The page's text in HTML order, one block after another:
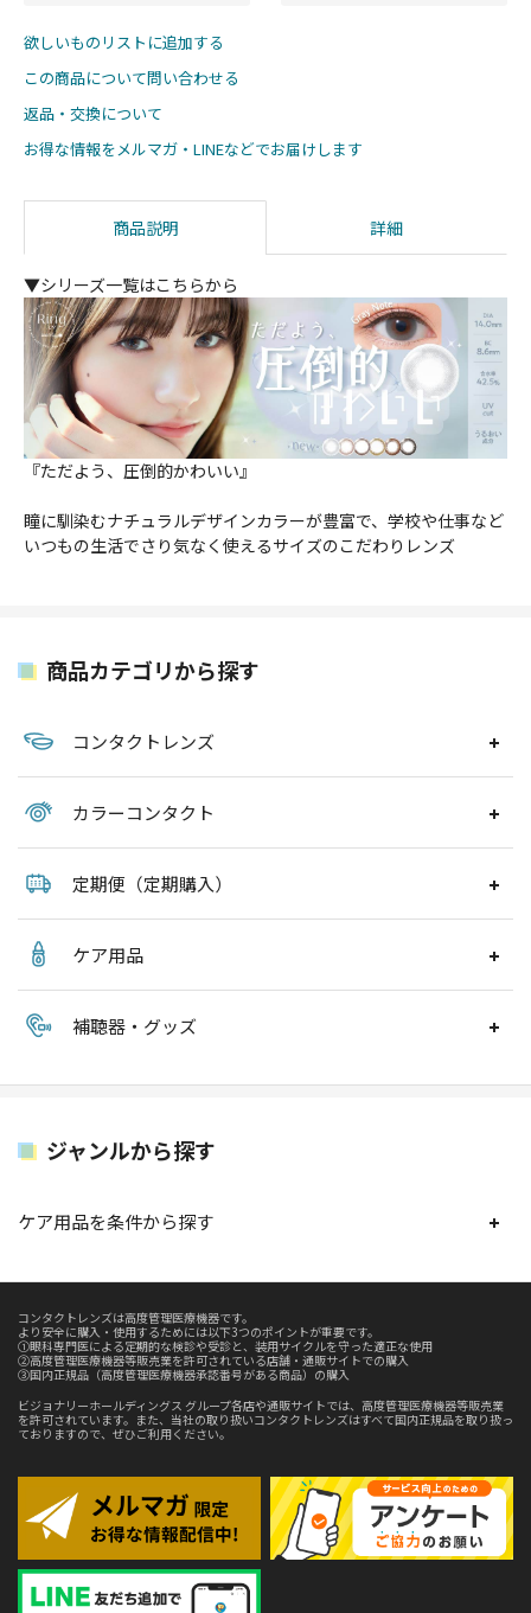
欲しいものリストに追加する
この商品について問い合わせる
返品・交換について
お得な情報をメルマガ・LINEなどでお届けします
商品説明 詳細
▼シリーズ一覧はこちらから
『ただよう、圧倒的かわいい』
瞳に馴染むナチュラルデザインカラーが豊富で、学校や仕事など
いつもの生活でさり気なく使えるサイズのこだわりレンズ
商品カテゴリから探す
コンタクトレンズ
カラーコンタクト
定期便（定期購入）
ケア用品
補聴器・グッズ
ジャンルから探す
ケア用品を条件から探す
コンタクトレンズは高度管理医療機器です。
より安全に購入・使用するためには以下3つのポイントが重要です。
①眼科専門医による定期的な検診や受診と、装用サイクルを守った適正な使用
②高度管理医療機器等販売業を許可されている店舗・通販サイトでの購入
③国内正規品（高度管理医療機器承認番号がある商品）の購入
ビジョナリーホールディングス グループ各店や通販サイトでは、高度管理医療機器等販売業
を許可されています。また、当社の取り扱いコンタクトレンズはすべて国内正規品を取り扱っ
ておりますので、ぜひご利用ください。